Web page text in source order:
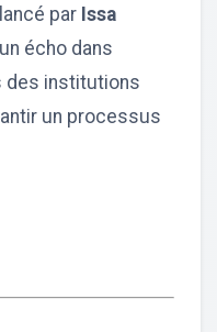
par Issa
écho dans
des institutions
un processus